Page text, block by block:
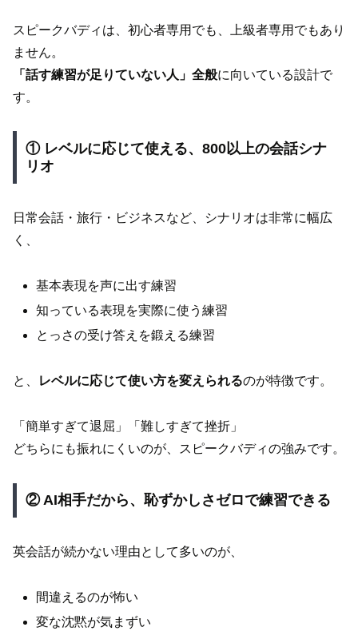
スピークバディは、初心者専用でも、上級者専用でもあり
ません。
「話す練習が足りていない人」全般に向いている設計で
す。
① レベルに応じて使える、800以上の会話シナ
リオ
日常会話・旅行・ビジネスなど、シナリオは非常に幅広
く、
基本表現を声に出す練習
知っている表現を実際に使う練習
とっさの受け答えを鍛える練習
と、 レベルに応じて使い方を変えられるのが特徴です。
「簡単すぎて退屈」「難しすぎて挫折」
どちらにも振れにくいのが、スピークバディの強みです。
② AI相手だから、恥ずかしさゼロで練習できる
英会話が続かない理由として多いのが、
間違えるのが怖い
変な沈黙が気まずい